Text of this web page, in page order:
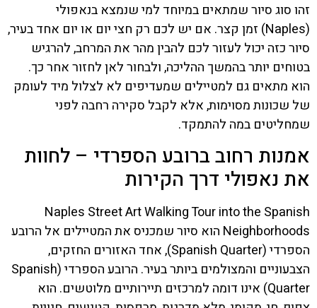
זהו סוג סיור שמתאים במיוחד למי שנמצא בנאפולי
(Naples) זמן קצר. אם יש לכם רק חצי יום או יום אחד בעיר,
סיור כזה יכול לעזור לכם להבין מהר את המרחב, להרגיש
בטוחים יותר בהמשך ההליכה, ולבחור לאן לחזור אחר כך.
הוא מתאים גם למטיילים שמעדיפים לא לצלול מיד לעומק
של שכונות מסוימות, אלא לקבל סקירה רחבה לפני
שמחליטים במה להתמקד.
אמנות רחוב ברובע הספרדי – לחוות
את נאפולי דרך הקירות
Naples Street Art Walking Tour into the Spanish
Neighborhoods הוא סיור שמכניס את המטיילים אל הרובע
הספרדי (Spanish Quarter), אחד האזורים החזקים,
הצבעוניים והמצולמים ביותר בעיר. הרובע הספרדי (Spanish
Quarter) אינו דומה למרכזים תיירותיים מלוטשים. הוא